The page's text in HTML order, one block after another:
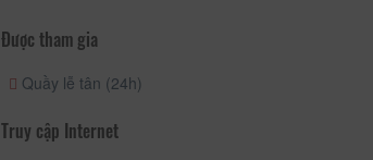
Được tham gia
Quầy lễ tân (24h)
Truy cập Internet